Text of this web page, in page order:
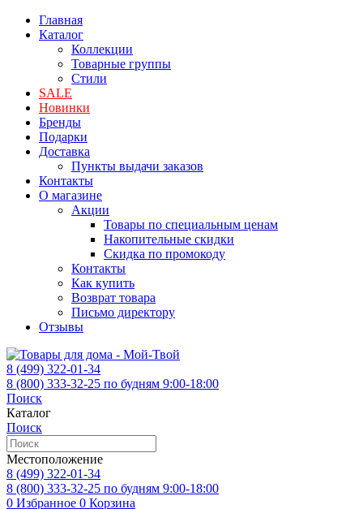
Главная
Каталог
Коллекции
Товарные группы
Стили
SALE
Новинки
Бренды
Подарки
Доставка
Пункты выдачи заказов
Контакты
О магазине
Акции
Товары по специальным ценам
Накопительные скидки
Скидка по промокоду
Контакты
Как купить
Возврат товара
Письмо директору
Отзывы
8 (499) 322-01-34
8 (800) 333-32-25 по будням 9:00-18:00
Поиск
Каталог
Поиск
Местоположение
8 (499) 322-01-34
8 (800) 333-32-25 по будням 9:00-18:00
0 Избранное 0 Корзина